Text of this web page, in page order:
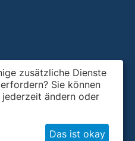
zusätzliche Dienste
Sie können
ändern oder
Das ist okay